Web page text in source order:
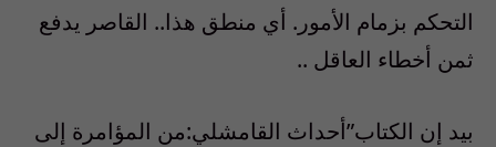
التحكم بزمام الأمور. أي منطق هذا.. القاصر يدفع
ثمن أخطاء العاقل ..
بيد إن الكتاب”أحداث القامشلي:من المؤامرة إلى